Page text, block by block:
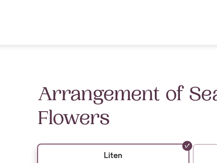
Arrangement of
Flowers
Liten